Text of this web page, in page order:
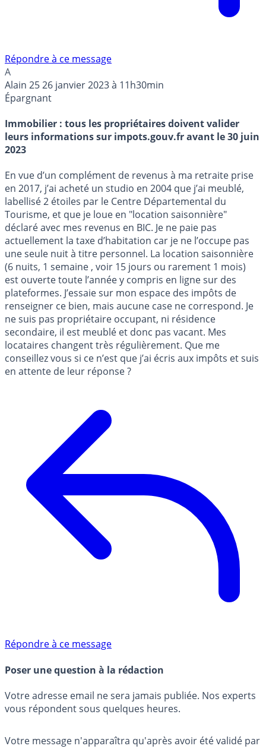
Répondre à ce message
A
Alain 2526 janvier 2023 à 11h30min
Épargnant
Immobilier : tous les propriétaires doivent valider
leurs informations sur impots.gouv.fr avant le 30 juin
2023
En vue d’un complément de revenus à ma retraite prise
en 2017, j’ai acheté un studio en 2004 que j’ai meublé,
labellisé 2 étoiles par le Centre Départemental du
Tourisme, et que je loue en "location saisonnière"
déclaré avec mes revenus en BIC. Je ne paie pas
actuellement la taxe d’habitation car je ne l’occupe pas
une seule nuit à titre personnel. La location saisonnière
(6 nuits, 1 semaine , voir 15 jours ou rarement 1 mois)
est ouverte toute l’année y compris en ligne sur des
plateformes. J’essaie sur mon espace des impôts de
renseigner ce bien, mais aucune case ne correspond. Je
ne suis pas propriétaire occupant, ni résidence
secondaire, il est meublé et donc pas vacant. Mes
locataires changent très régulièrement. Que me
conseillez vous si ce n’est que j’ai écris aux impôts et suis
en attente de leur réponse ?
Répondre à ce message
Poser une question à la rédaction
Votre adresse email ne sera jamais publiée. Nos experts
vous répondent sous quelques heures.
Votre message n'apparaîtra qu'après avoir été validé par